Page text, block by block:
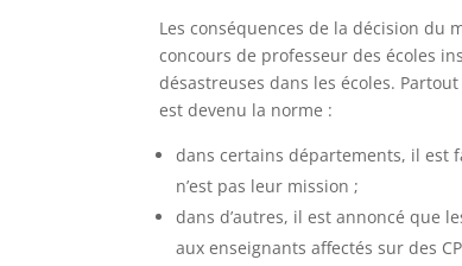
Les conséquences de la décision
concours de professeur des écoles
désastreuses dans les écoles.
est devenu la norme :
dans certains départements, il est
n’est pas leur mission ;
dans d’autres, il est annoncé que
aux enseignants affectés sur des